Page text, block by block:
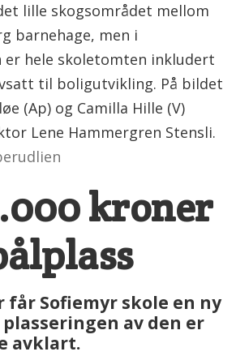
lille skogsområdet mellom
barnehage, men i
er hele skoletomten inkludert
til boligutvikling. På bildet
(Ap) og Camilla Hille (V)
Lene Hammergren Stensli.
kroner
får Sofiemyr skole en ny
av den er
avklart.